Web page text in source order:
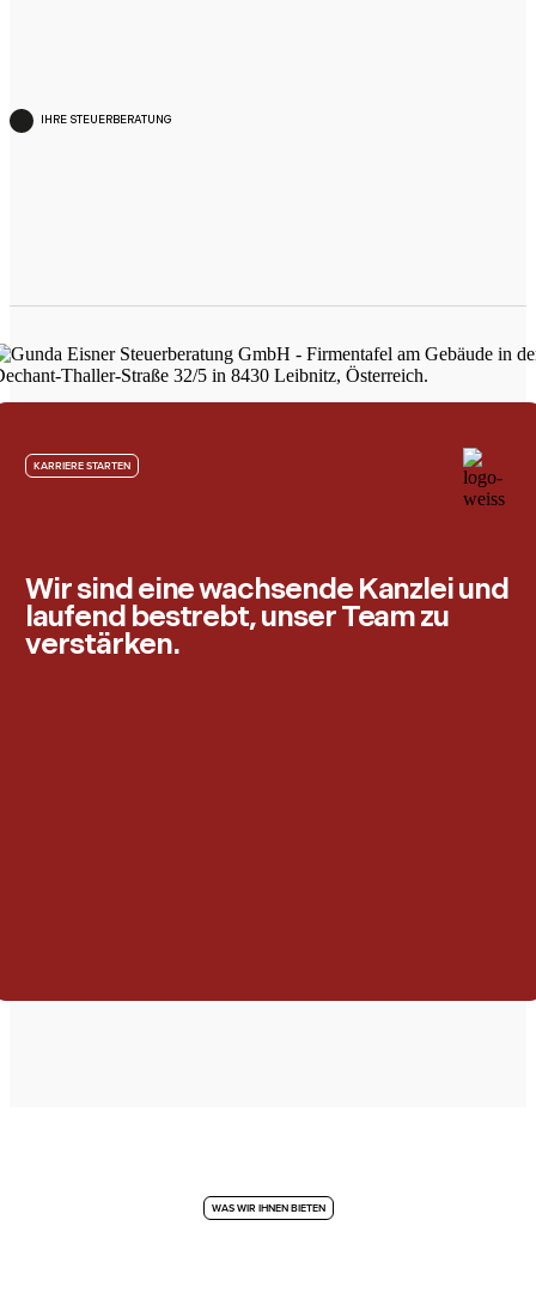
IHRE STEUERBERATUNG
KARRIERE STARTEN
Wir sind eine wachsende Kanzlei und
laufend bestrebt, unser Team zu
verstärken.
WAS WIR IHNEN BIETEN